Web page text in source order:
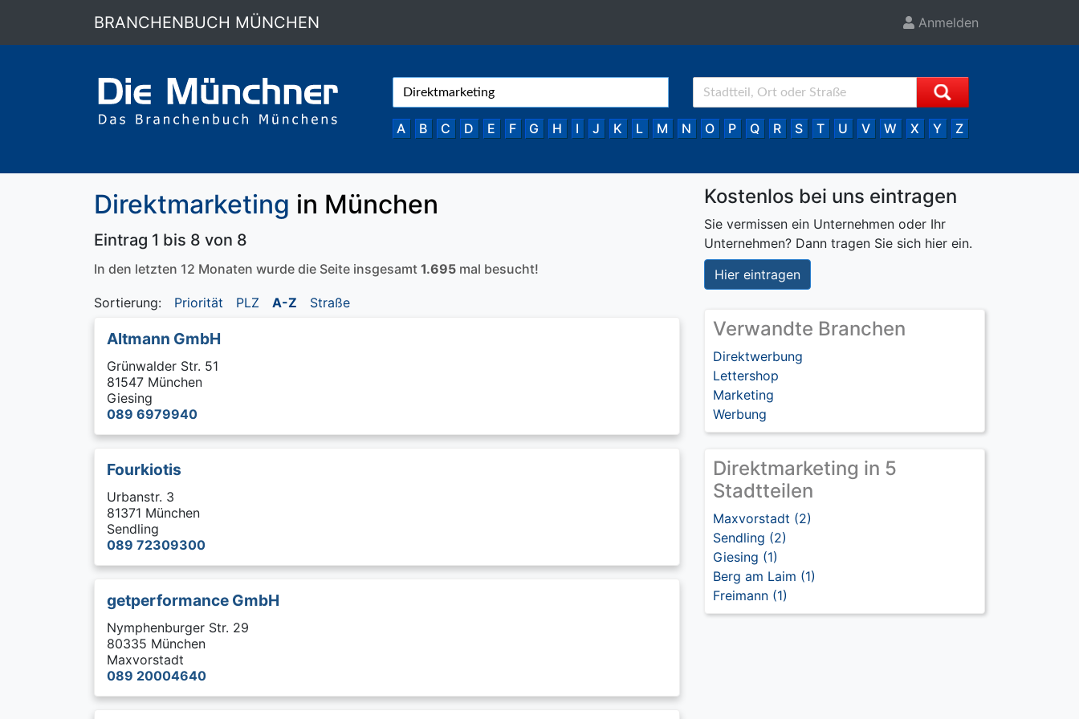
BRANCHENBUCH MÜNCHEN Anmelden
A B C D E F G H I J K L M N O P Q R S T U V W X Y Z
Direktmarketing in München
Eintrag 1 bis 8 von 8
In den letzten 12 Monaten wurde die Seite insgesamt 1.695 mal besucht!
Sortierung: Priorität PLZ A-Z Straße
Altmann GmbH
Grünwalder Str. 51
81547 München
Giesing
089 6979940
Fourkiotis
Urbanstr. 3
81371 München
Sendling
089 72309300
getperformance GmbH
Nymphenburger Str. 29
80335 München
Maxvorstadt
089 20004640
Kostenlos bei uns eintragen
Sie vermissen ein Unternehmen oder Ihr
Unternehmen? Dann tragen Sie sich hier ein.
Hier eintragen
Verwandte Branchen
Direktwerbung
Lettershop
Marketing
Werbung
Direktmarketing in 5
Stadtteilen
Maxvorstadt (2)
Sendling (2)
Giesing (1)
Berg am Laim (1)
Freimann (1)